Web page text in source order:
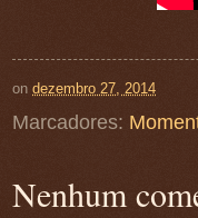
on dezembro 27, 2014
Marcadores:
Nenhum